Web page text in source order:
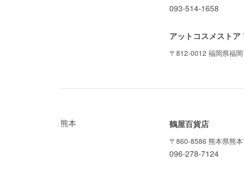
093-514-1658
アットコスメスト
〒812-0012 福岡県福
熊本 鶴屋百貨店
〒860-8586 熊本県熊
096-278-7124